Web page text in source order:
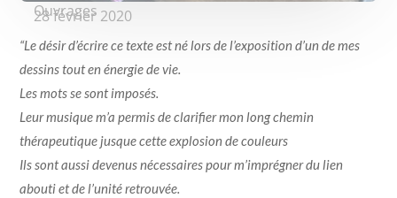
Ouvrages
28 février 2020
“Le désir d’écrire ce texte est né lors de l’exposition d’un de mes
dessins tout en énergie de vie.
Les mots se sont imposés.
Leur musique m’a permis de clarifier mon long chemin
thérapeutique jusque cette explosion de couleurs
Ils sont aussi devenus nécessaires pour m’imprégner du lien
abouti et de l’unité retrouvée.